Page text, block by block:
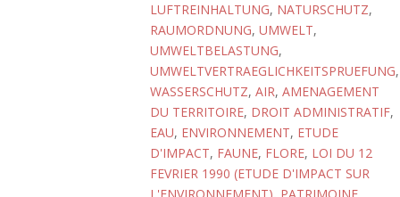
LUFTREINHALTUNG, NATURSCHUTZ,
RAUMORDNUNG, UMWELT,
UMWELTBELASTUNG,
UMWELTVERTRAEGLICHKEITSPRUEFUNG,
WASSERSCHUTZ, AIR, AMENAGEMENT
DU TERRITOIRE, DROIT ADMINISTRATIF,
EAU, ENVIRONNEMENT, ETUDE
D'IMPACT, FAUNE, FLORE, LOI DU 12
FEVRIER 1990 (ETUDE D'IMPACT SUR